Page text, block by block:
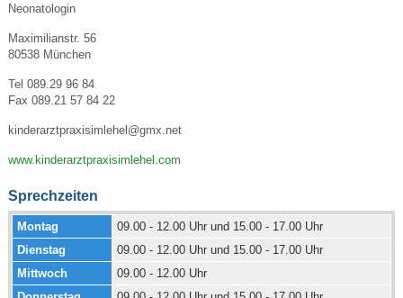
Neonatologin
Maximilianstr. 56
80538 München
Tel 089.29 96 84
Fax 089.21 57 84 22
kinderarztpraxisimlehel@gmx.net
www.kinderarztpraxisimlehel.com
Sprechzeiten
Montag
09.00 - 12.00 Uhr und 15.00 - 17.00 Uhr
Dienstag
09.00 - 12.00 Uhr und 15.00 - 17.00 Uhr
Mittwoch
09.00 - 12.00 Uhr